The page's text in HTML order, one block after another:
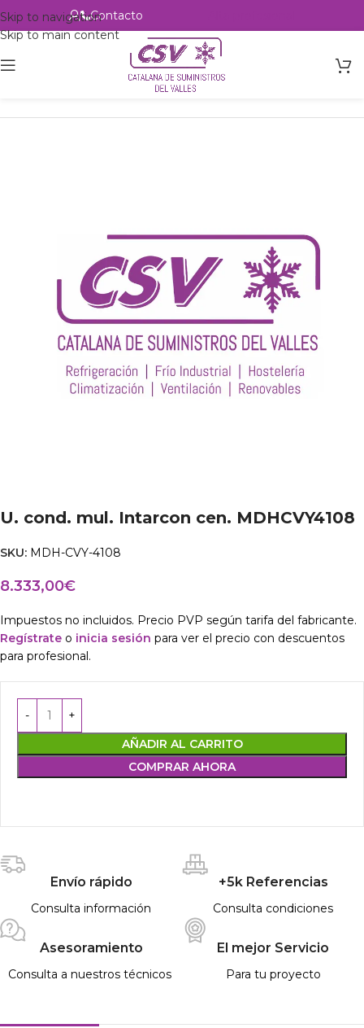
Skip to navigation
Skip to main content
Contacto
csvalles
U. cond. mul. Intarcon cen. MDHCVY4108
SKU: MDH-CVY-4108
8.333,00€
Impuestos no incluidos. Precio PVP según tarifa del fabricante.
Regístrate o inicia sesión para ver el precio con descuentos
para profesional.
AÑADIR AL CARRITO
COMPRAR AHORA
Envío rápido
Consulta información
+5k Referencias
Consulta condiciones
Asesoramiento
Consulta a nuestros técnicos
El mejor Servicio
Para tu proyecto